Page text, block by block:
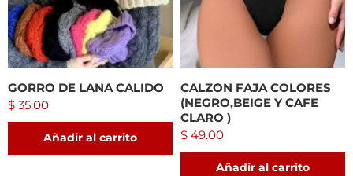
GORRO DE LANA CALIDO
$ 35.00
Añadir al carrito
CALZON FAJA COLORES
(NEGRO,BEIGE Y CAFE
CLARO )
$ 49.00
Añadir al carrito